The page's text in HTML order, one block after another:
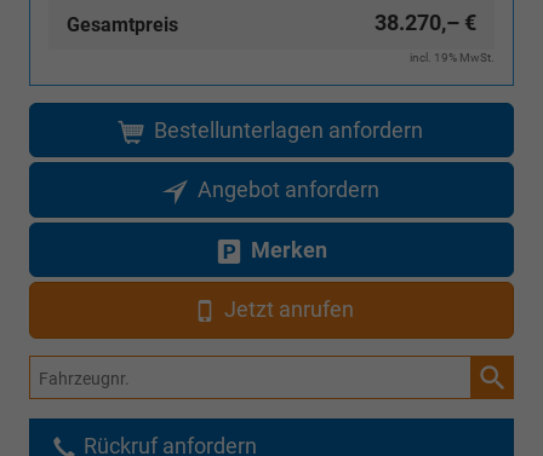
Gesamtpreis 38.270,– €
incl. 19% MwSt.
Bestellunterlagen anfordern
Angebot anfordern
Merken
Jetzt anrufen
Fahrzeugnr.
Rückruf anfordern